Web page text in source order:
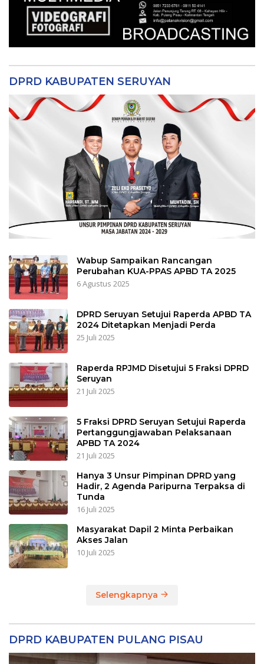
DPRD KABUPATEN SERUYAN
Wabup Sampaikan Rancangan
Perubahan KUA-PPAS APBD TA 2025
6 Agustus 2025
DPRD Seruyan Setujui Raperda APBD TA
2024 Ditetapkan Menjadi Perda
25 Juli 2025
Raperda RPJMD Disetujui 5 Fraksi DPRD
Seruyan
21 Juli 2025
5 Fraksi DPRD Seruyan Setujui Raperda
Pertanggungjawaban Pelaksanaan
APBD TA 2024
21 Juli 2025
Hanya 3 Unsur Pimpinan DPRD yang
Hadir, 2 Agenda Paripurna Terpaksa di
Tunda
16 Juli 2025
Masyarakat Dapil 2 Minta Perbaikan
Akses Jalan
10 Juli 2025
Selengkapnya
DPRD KABUPATEN PULANG PISAU